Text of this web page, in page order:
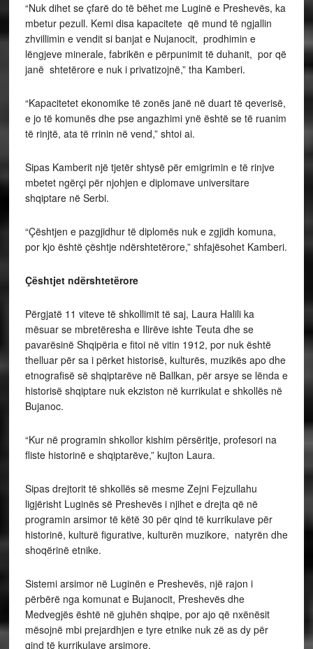
“Nuk dihet se çfarë do të bëhet me Luginë e Preshevës, ka
mbetur pezull. Kemi disa kapacitete që mund të ngjallin
zhvillimin e vendit si banjat e Nujanocit, prodhimin e
lëngjeve minerale, fabrikën e përpunimit të duhanit, por që
janë shtetërore e nuk i privatizojnë,” tha Kamberi.
“Kapacitetet ekonomike të zonës janë në duart të qeverisë,
e jo të komunës dhe pse angazhimi ynë është se të ruanim
të rinjtë, ata të rrinin në vend,” shtoi ai.
Sipas Kamberit një tjetër shtysë për emigrimin e të rinjve
mbetet ngërçi për njohjen e diplomave universitare
shqiptare në Serbi.
“Çështjen e pazgjidhur të diplomës nuk e zgjidh komuna,
por kjo është çështje ndërshtetërore,” shfajësohet Kamberi.
Çështjet ndërshtetërore
Përgjatë 11 viteve të shkollimit të saj, Laura Halili ka
mësuar se mbretëresha e Ilirëve ishte Teuta dhe se
pavarësinë Shqipëria e fitoi në vitin 1912, por nuk është
thelluar për sa i përket historisë, kulturës, muzikës apo dhe
etnografisë së shqiptarëve në Ballkan, për arsye se lënda e
historisë shqiptare nuk ekziston në kurrikulat e shkollës në
Bujanoc.
“Kur në programin shkollor kishim përsëritje, profesori na
fliste historinë e shqiptarëve,” kujton Laura.
Sipas drejtorit të shkollës së mesme Zejni Fejzullahu
ligjërisht Luginës së Preshevës i njihet e drejta që në
programin arsimor të këtë 30 për qind të kurrikulave për
historinë, kulturë figurative, kulturën muzikore, natyrën dhe
shoqërinë etnike.
Sistemi arsimor në Luginën e Preshevës, një rajon i
përbërë nga komunat e Bujanocit, Preshevës dhe
Medvegjës është në gjuhën shqipe, por ajo që nxënësit
mësojnë mbi prejardhjen e tyre etnike nuk zë as dy për
qind të kurrikulave arsimore.